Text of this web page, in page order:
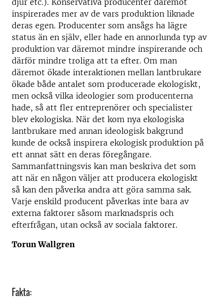
djur etc.). Konservativa producenter däremot
inspirerades mer av de vars produktion liknade
deras egen. Producenter som ansågs ha lägre
status än en själv, eller hade en annorlunda typ av
produktion var däremot mindre inspirerande och
därför mindre troliga att ta efter. Om man
däremot ökade interaktionen mellan lantbrukare
ökade både antalet som producerade ekologiskt,
men också vilka ideologier som producenterna
hade, så att fler entreprenörer och specialister
blev ekologiska. När det kom nya ekologiska
lantbrukare med annan ideologisk bakgrund
kunde de också inspirera ekologisk produktion på
ett annat sätt en deras föregångare.
Sammanfattningsvis kan man beskriva det som
att när en någon väljer att producera ekologiskt
så kan den påverka andra att göra samma sak.
Varje enskild producent påverkas inte bara av
externa faktorer såsom marknadspris och
efterfrågan, utan också av sociala faktorer.
Torun Wallgren
Fakta: